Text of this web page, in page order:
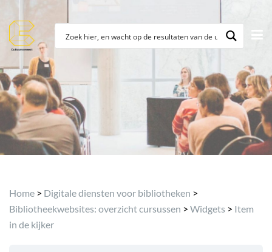
Home > Digitale diensten voor bibliotheken >
Bibliotheekwebsites: overzicht cursussen > Widgets > Item
in de kijker